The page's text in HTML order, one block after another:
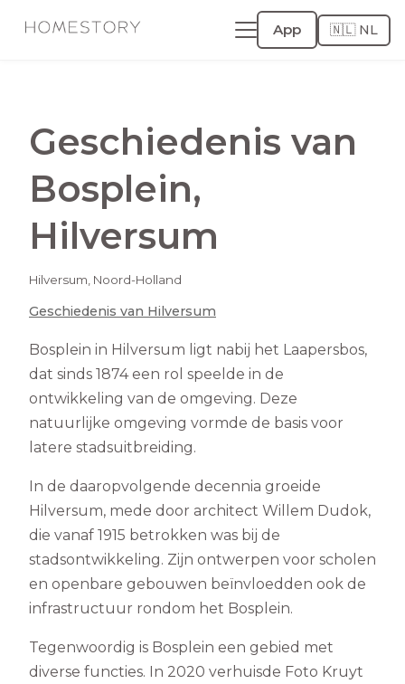
App 🇳🇱 NL
Geschiedenis van
Bosplein,
Hilversum
Hilversum, Noord-Holland
Geschiedenis van Hilversum
Bosplein in Hilversum ligt nabij het Laapersbos,
dat sinds 1874 een rol speelde in de
ontwikkeling van de omgeving. Deze
natuurlijke omgeving vormde de basis voor
latere stadsuitbreiding.
In de daaropvolgende decennia groeide
Hilversum, mede door architect Willem Dudok,
die vanaf 1915 betrokken was bij de
stadsontwikkeling. Zijn ontwerpen voor scholen
en openbare gebouwen beïnvloedden ook de
infrastructuur rondom het Bosplein.
Tegenwoordig is Bosplein een gebied met
diverse functies. In 2020 verhuisde Foto Kruyt